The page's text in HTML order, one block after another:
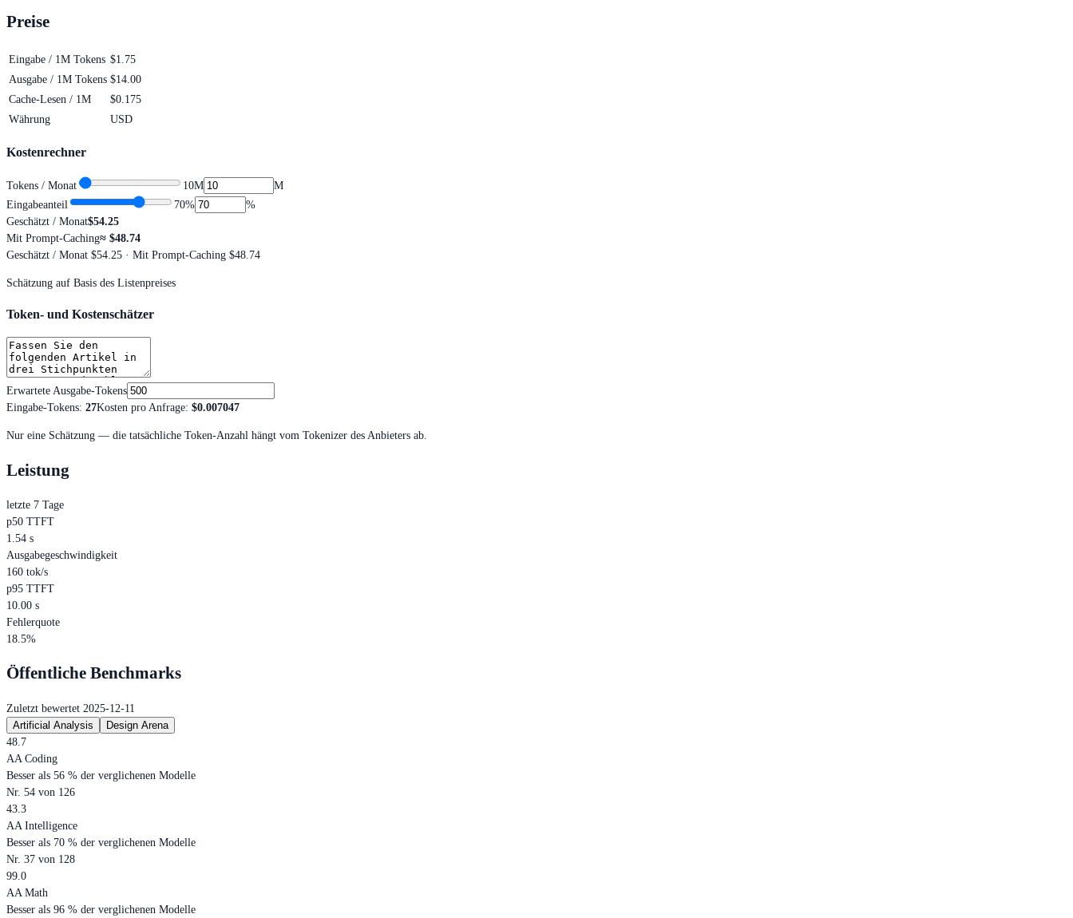
Preise
Eingabe / 1M Tokens $1.75
Ausgabe / 1M Tokens $14.00
Cache-Lesen / 1M
$0.175
Währung
USD
Kostenrechner
Tokens / Monat 10M
M
Eingabeanteil
70%
%
Geschätzt / Monat$54.25
Mit Prompt-Caching≈ $48.74
Geschätzt / Monat $54.25 · Mit Prompt-Caching $48.74
Schätzung auf Basis des Listenpreises
Token- und Kostenschätzer
Erwartete Ausgabe-Tokens
Eingabe-Tokens: 27Kosten pro Anfrage: $0.007047
Nur eine Schätzung — die tatsächliche Token-Anzahl hängt vom Tokenizer des Anbieters ab.
Leistung
letzte 7 Tage
p50 TTFT
1.54 s
Ausgabegeschwindigkeit
160 tok/s
p95 TTFT
10.00 s
Fehlerquote
18.5%
Öffentliche Benchmarks
Zuletzt bewertet 2025-12-11
Artificial Analysis
Design Arena
48.7
AA Coding
Besser als 56 % der verglichenen Modelle
Nr. 54 von 126
43.3
AA Intelligence
Besser als 70 % der verglichenen Modelle
Nr. 37 von 128
99.0
AA Math
Besser als 96 % der verglichenen Modelle